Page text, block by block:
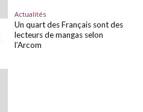
Actualités
Un quart des Français sont des
lecteurs de mangas selon
l’Arcom